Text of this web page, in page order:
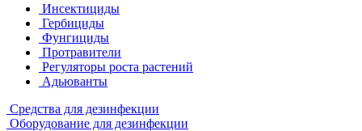
Инсектициды
Гербициды
Фунгициды
Протравители
Регуляторы роста растений
Адьюванты
Средства для дезинфекции
Оборудование для дезинфекции